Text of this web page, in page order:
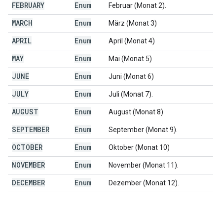
FEBRUARY Enum Februar (Monat 2).
MARCH Enum März (Monat 3)
APRIL Enum April (Monat 4)
MAY Enum Mai (Monat 5)
JUNE Enum Juni (Monat 6)
JULY Enum Juli (Monat 7).
AUGUST Enum August (Monat 8)
SEPTEMBER Enum September (Monat 9).
OCTOBER Enum Oktober (Monat 10)
NOVEMBER Enum November (Monat 11).
DECEMBER Enum Dezember (Monat 12).